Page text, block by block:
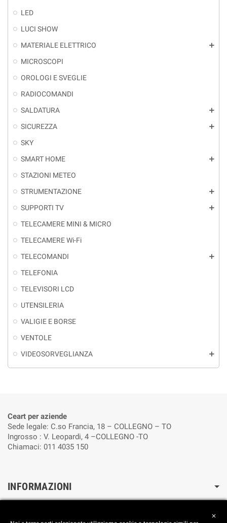
LED
LUCI SHOW
MATERIALE ELETTRICO
add
MICROSCOPI
OROLOGI E SVEGLIE
RADIOCOMANDI
SALDATURA
add
SICUREZZA add
SKY
SMART HOME
add
STAZIONI METEO
STRUMENTAZIONE
add
SUPPORTI TV add
TELECAMERE MINI & MICRO
TELECAMERE Wi-Fi
TELECOMANDI
add
TELEFONIA
TELEVISORI LCD
UTENSILERIA
VALIGIE E BORSE
VENTOLE
VIDEOSORVEGLIANZA
add
Ceart per aziende
Sede legale: C.so Francia, 18 – COLLEGNO – TO
Ingrosso : V. Leopardi, 4 –COLLEGNO -TO
Chiamaci: 011 4035 150
INFORMAZIONI
Reimposta le preferenze dei cookie
close